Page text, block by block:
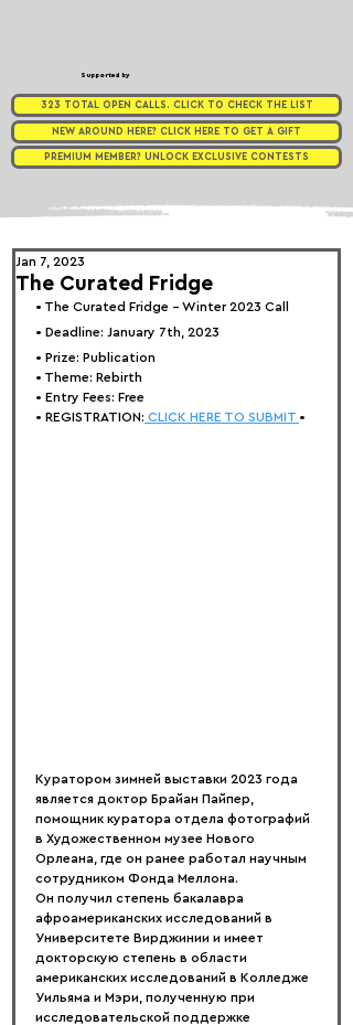
Supported by
323 TOTAL OPEN CALLS. CLICK TO CHECK THE LIST
NEW AROUND HERE? CLICK HERE TO GET A GIFT
PREMIUM MEMBER? UNLOCK EXCLUSIVE CONTESTS
The Curated Fridge
Jan 7, 2023
• The Curated Fridge - Winter 2023 Call
• Deadline: January 7th, 2023
• Prize: Publication
• Theme: Rebirth
• Entry Fees: Free
• REGISTRATION: CLICK HERE TO SUBMIT •
Куратором зимней выставки 2023 года
является доктор Брайан Пайпер,
помощник куратора отдела фотографий
в Художественном музее Нового
Орлеана, где он ранее работал научным
сотрудником Фонда Меллона.
Он получил степень бакалавра
афроамериканских исследований в
Университете Вирджинии и имеет
докторскую степень в области
американских исследований в Колледже
Уильяма и Мэри, полученную при
исследовательской поддержке